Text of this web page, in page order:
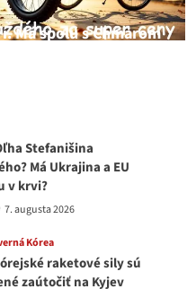
Má spolu s Chmarom
Stefanišina
Má Ukrajina a EU
v krvi?
7. augusta 2026
Kórea
raketové sily sú
zaútočiť na Kyjev